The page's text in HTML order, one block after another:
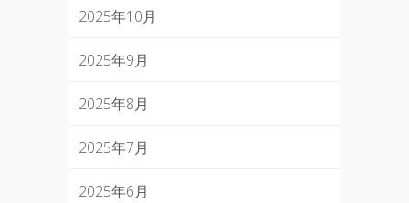
2025年10月
2025年9月
2025年8月
2025年7月
2025年6月